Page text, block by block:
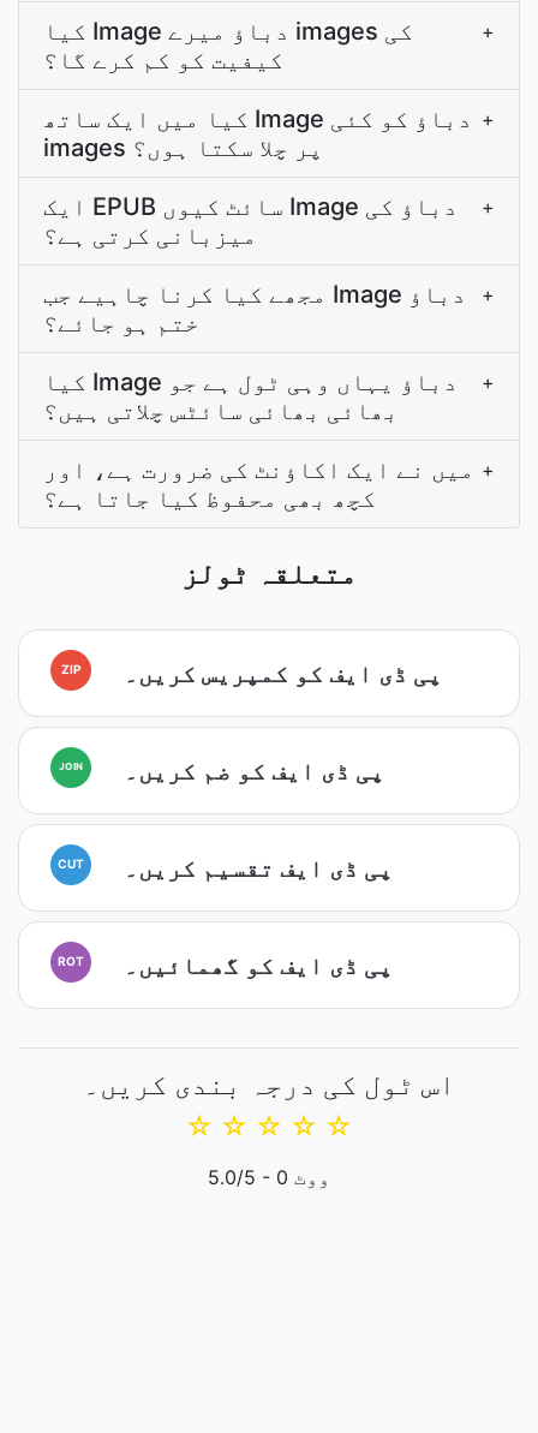
کیا Image دباؤ میرے images کی
کیفیت کو کم کرے گا؟
+
کیا میں ایک ساتھ Image دباؤ کو کئی
images پر چلا سکتا ہوں؟
+
ایک EPUB سائٹ کیوں Image دباؤ کی
میزبانی کرتی ہے؟
+
مجھے کیا کرنا چاہیے جب Image دباؤ
ختم ہو جائے؟
+
کیا Image دباؤ یہاں وہی ٹول ہے جو
بھائی بھائی سائٹس چلاتی ہیں؟
+
میں نے ایک اکاؤنٹ کی ضرورت ہے، اور
کچھ بھی محفوظ کیا جاتا ہے؟
+
متعلقہ ٹولز
ZIP پی ڈی ایف کو کمپریس کریں۔
JOIN پی ڈی ایف کو ضم کریں۔
CUT پی ڈی ایف تقسیم کریں۔
ROT پی ڈی ایف کو گھمائیں۔
اس ٹول کی درجہ بندی کریں۔
☆
☆
☆
☆
☆
5.0/5 - 0 ووٹ